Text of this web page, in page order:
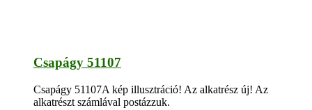
Csapágy 51107
Csapágy 51107A kép illusztráció! Az alkatrész új! Az
alkatrészt számlával postázzuk.